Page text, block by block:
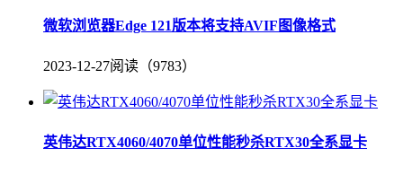
微软浏览器Edge 121版本将支持AVIF图像格式
2023-12-27阅读（9783）
英伟达RTX4060/4070单位性能秒杀RTX30全系显卡